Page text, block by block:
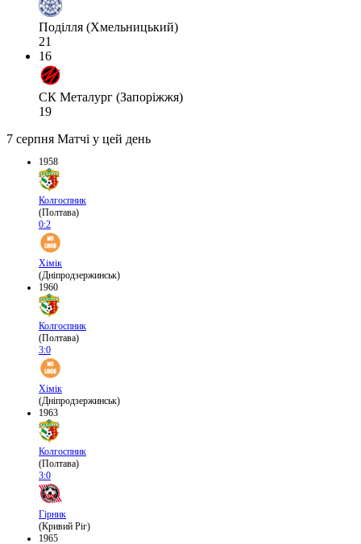
Поділля (Хмельницький)
21
16
СК Металург (Запоріжжя)
19
7 серпня Матчі у цей день
1958
Колгоспник
(Полтава)
0:2
Хімік
(Дніпродзержинськ)
1960
Колгоспник
(Полтава)
3:0
Хімік
(Дніпродзержинськ)
1963
Колгоспник
(Полтава)
3:0
Гірник
(Кривий Ріг)
1965